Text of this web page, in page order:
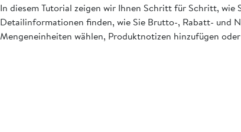
In diesem Tutorial zeigen wir Ihnen Schritt für Schritt,
Detailinformationen finden, wie Sie Brutto-, Rabatt- und
Mengeneinheiten wählen, Produktnotizen hinzufügen